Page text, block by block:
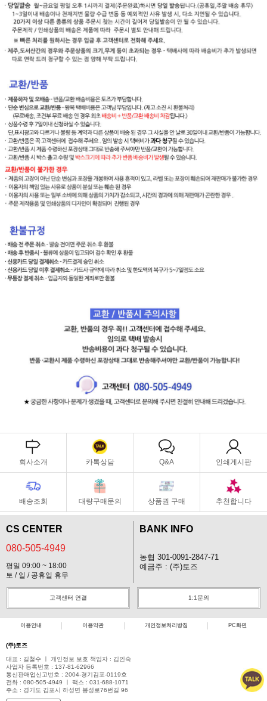
회사소개 카톡상담 Q&A 인쇄게시판
배송조회 대량구매문의 상품권 구매 추천합니다
CS CENTER
080-505-4949
평일 09:00 ~ 18:00
토 / 일 / 공휴일 휴무
BANK INFO
농협 301-0091-2847-71
예금주 : (주)토즈
고객센터 연결 1:1문의
이용안내 이용약관 개인정보처리방침 PC화면
(주)토즈
대표 : 길철수 ㅣ 개인정보 보호 책임자 : 김인숙
사업자 등록번호 : 137-81-62966
통신판매업신고번호 : 2004-경기김포-0119호
전화 : 080-505-4949 ㅣ 팩스 : 031-688-1071
주소 : 경기도 김포시 하성면 봉성로76번길 96